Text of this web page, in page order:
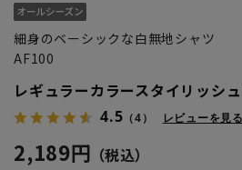
細身のベーシックな白無地シャツ
AF100
レギュラーカラースタイリッシ
4.5 （4） レビューを見る
2,189円